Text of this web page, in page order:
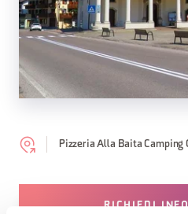
Pizzeria Alla Baita Camping
RICHIEDI